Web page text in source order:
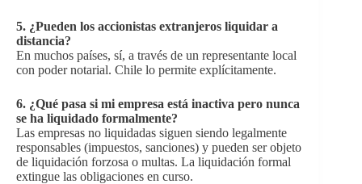
5. ¿Pueden los accionistas extranjeros liquidar a
distancia?
En muchos países, sí, a través de un representante local
con poder notarial. Chile lo permite explícitamente.
6. ¿Qué pasa si mi empresa está inactiva pero nunca
se ha liquidado formalmente?
Las empresas no liquidadas siguen siendo legalmente
responsables (impuestos, sanciones) y pueden ser objeto
de liquidación forzosa o multas. La liquidación formal
extingue las obligaciones en curso.